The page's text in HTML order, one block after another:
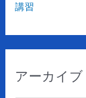
講習
アーカイブ